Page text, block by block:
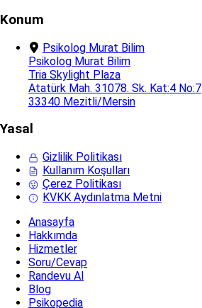
Konum
Psikolog Murat Bilim
Psikolog Murat Bilim
Tria Skylight Plaza
Atatürk Mah. 31078. Sk. Kat:4 No:7
33340 Mezitli/Mersin
Yasal
Gizlilik Politikası
Kullanım Koşulları
Çerez Politikası
KVKK Aydınlatma Metni
Anasayfa
Hakkımda
Hizmetler
Soru/Cevap
Randevu Al
Blog
Psikopedia